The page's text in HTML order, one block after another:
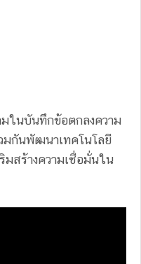
มในบันทึกข้อตกลงความ
มกันพัฒนาเทคโนโลยี
สร้างความเชื่อมั่นใน